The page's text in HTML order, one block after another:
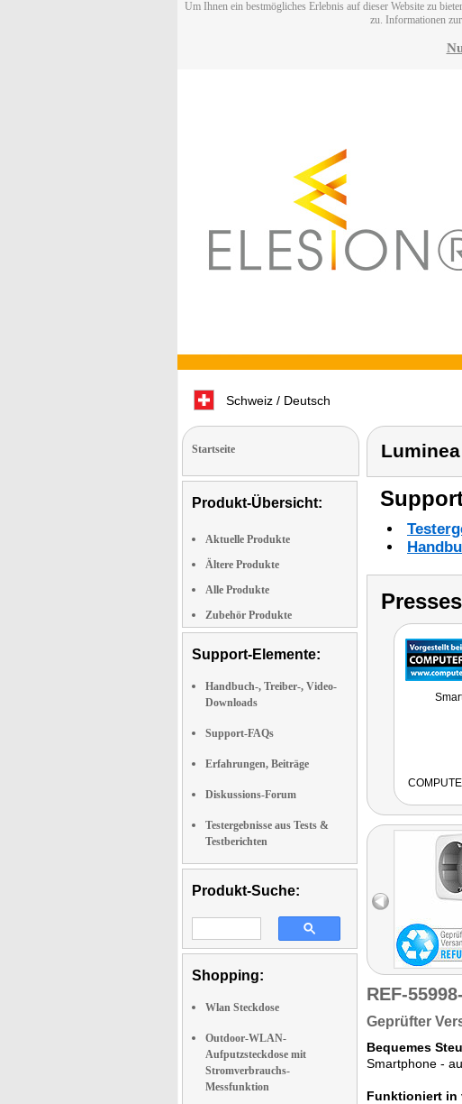
Um Ihnen ein bestmögliches Erlebnis auf dieser Website zu
zu. Informationen
Schweiz / Deutsch
Startseite
Produkt-Übersicht:
Aktuelle Produkte
Ältere Produkte
Alle Produkte
Zubehör Produkte
Support-Elemente:
Handbuch-, Treiber-, Video-
Downloads
Support-FAQs
Erfahrungen, Beiträge
Diskussions-Forum
Testergebnisse aus Tests &
Testberichten
Produkt-Suche:
Shopping:
Wlan Steckdose
Outdoor-WLAN-
Aufputzsteckdose mit
Stromverbrauchs-
Messfunktion
REF-
Geprüfter
Bequemes
Smartphone -
Funktioniert in